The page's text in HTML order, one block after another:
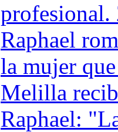
profesional.
Raphael
la mujer
Melilla
Raphael: